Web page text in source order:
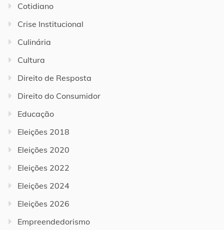
Cotidiano
Crise Institucional
Culinária
Cultura
Direito de Resposta
Direito do Consumidor
Educação
Eleições 2018
Eleições 2020
Eleições 2022
Eleições 2024
Eleições 2026
Empreendedorismo